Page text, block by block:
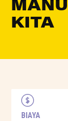
KITA
BIAYA